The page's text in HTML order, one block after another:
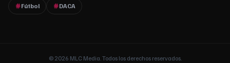
Fútbol DACA
© 2026 MLC Media. Todos los derechos reservados.